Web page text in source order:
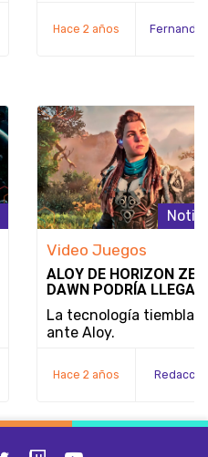
Hace 2 años
Video Juegos
ALOY DE HORIZON
DAWN PODRÍA LLEGAR
SUPER SMASH BROS.:
¿REALIDAD O SIMPLE
DESEO?
La tecnología tiembla
ante Aloy.
Hace 2 años